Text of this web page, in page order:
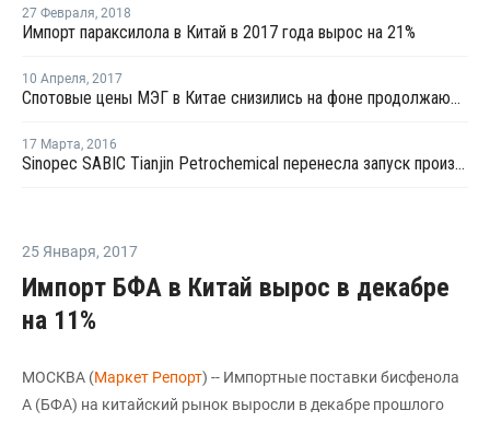
27 Февраля, 2018
Импорт параксилола в Китай в 2017 года вырос на 21%
10 Апреля, 2017
Спотовые цены МЭГ в Китае снизились на фоне продолжающихся понижательных настроений на рынке
17 Марта, 2016
Sinopec SABIC Tianjin Petrochemical перенесла запуск производства МЭГ на 20 марта
25 Января, 2017
Импорт БФА в Китай вырос в декабре
на 11%
МОСКВА (Маркет Репорт) -- Импортные поставки бисфенола
А (БФА) на китайский рынок выросли в декабре прошлого